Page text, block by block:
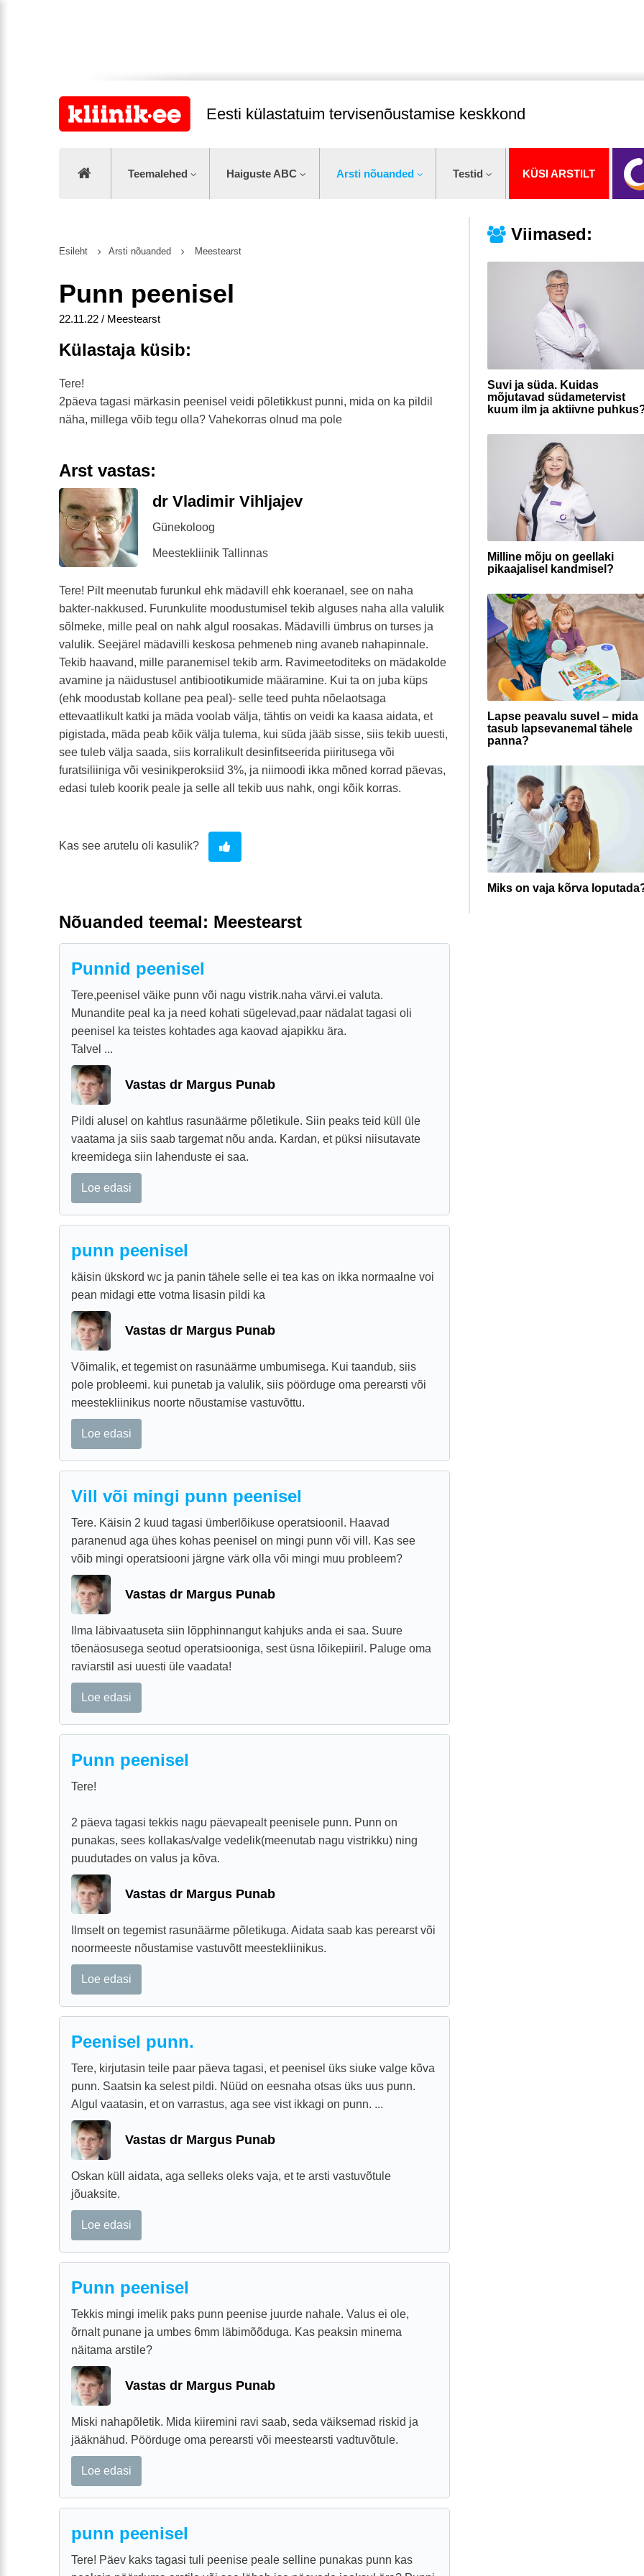
Eesti külastatuim tervisenõustamise keskkond
Teemalehed Haiguste ABC Arsti nõuanded Testid KÜSI ARSTILT
Viimased:
Suvi ja süda. Kuidas
mõjutavad südametervist
kuum ilm ja aktiivne
Milline mõju on geellaki
pikaajalisel kandmisel?
Lapse peavalu suvel – mida
tasub lapsevanemal tähele
panna?
Miks on vaja kõrva
Esileht Arsti nõuanded Meestearst
Punn peenisel
22.11.22 / Meestearst
Külastaja küsib:
Tere!
2päeva tagasi märkasin peenisel veidi põletikkust punni, mida on ka pildil
näha, millega võib tegu olla? Vahekorras olnud ma pole
Arst vastas:
dr Vladimir Vihljajev
Günekoloog
Meestekliinik Tallinnas
Tere! Pilt meenutab furunkul ehk mädavill ehk koeranael, see on naha
bakter-nakkused. Furunkulite moodustumisel tekib alguses naha alla valulik
sõlmeke, mille peal on nahk algul roosakas. Mädavilli ümbrus on turses ja
valulik. Seejärel mädavilli keskosa pehmeneb ning avaneb nahapinnale.
Tekib haavand, mille paranemisel tekib arm. Ravimeetoditeks on mädakolde
avamine ja näidustusel antibiootikumide määramine. Kui ta on juba küps
(ehk moodustab kollane pea peal)- selle teed puhta nõelaotsaga
ettevaatlikult katki ja mäda voolab välja, tähtis on veidi ka kaasa aidata, et
pigistada, mäda peab kõik välja tulema, kui süda jääb sisse, siis tekib uuesti,
see tuleb välja saada, siis korralikult desinfitseerida piiritusega või
furatsiliiniga või vesinikperoksiid 3%, ja niimoodi ikka mõned korrad päevas,
edasi tuleb koorik peale ja selle all tekib uus nahk, ongi kõik korras.
Kas see arutelu oli kasulik?
Nõuanded teemal: Meestearst
Punnid peenisel
Tere,peenisel väike punn või nagu vistrik.naha värvi.ei valuta.
Munandite peal ka ja need kohati sügelevad,paar nädalat tagasi oli
peenisel ka teistes kohtades aga kaovad ajapikku ära.
Talvel ...
Vastas dr Margus Punab
Pildi alusel on kahtlus rasunäärme põletikule. Siin peaks teid küll üle
vaatama ja siis saab targemat nõu anda. Kardan, et püksi niisutavate
kreemidega siin lahenduste ei saa.
Loe edasi
punn peenisel
käisin ükskord wc ja panin tähele selle ei tea kas on ikka normaalne voi
pean midagi ette votma lisasin pildi ka
Vastas dr Margus Punab
Võimalik, et tegemist on rasunäärme umbumisega. Kui taandub, siis
pole probleemi. kui punetab ja valulik, siis pöörduge oma perearsti või
meestekliinikus noorte nõustamise vastuvõttu.
Loe edasi
Vill või mingi punn peenisel
Tere. Käisin 2 kuud tagasi ümberlõikuse operatsioonil. Haavad
paranenud aga ühes kohas peenisel on mingi punn või vill. Kas see
võib mingi operatsiooni järgne värk olla või mingi muu probleem?
Vastas dr Margus Punab
Ilma läbivaatuseta siin lõpphinnangut kahjuks anda ei saa. Suure
tõenäosusega seotud operatsiooniga, sest üsna lõikepiiril. Paluge oma
raviarstil asi uuesti üle vaadata!
Loe edasi
Punn peenisel
Tere!
2 päeva tagasi tekkis nagu päevapealt peenisele punn. Punn on
punakas, sees kollakas/valge vedelik(meenutab nagu vistrikku) ning
puudutades on valus ja kõva.
Vastas dr Margus Punab
Ilmselt on tegemist rasunäärme põletikuga. Aidata saab kas perearst või
noormeeste nõustamise vastuvõtt meestekliinikus.
Loe edasi
Peenisel punn.
Tere, kirjutasin teile paar päeva tagasi, et peenisel üks siuke valge kõva
punn. Saatsin ka selest pildi. Nüüd on eesnaha otsas üks uus punn.
Algul vaatasin, et on varrastus, aga see vist ikkagi on punn. ...
Vastas dr Margus Punab
Oskan küll aidata, aga selleks oleks vaja, et te arsti vastuvõtule
jõuaksite.
Loe edasi
Punn peenisel
Tekkis mingi imelik paks punn peenise juurde nahale. Valus ei ole,
õrnalt punane ja umbes 6mm läbimõõduga. Kas peaksin minema
näitama arstile?
Vastas dr Margus Punab
Miski nahapõletik. Mida kiiremini ravi saab, seda väiksemad riskid ja
jääknähud. Pöörduge oma perearsti või meestearsti vadtuvõtule.
Loe edasi
punn peenisel
Tere! Päev kaks tagasi tuli peenise peale selline punakas punn kas